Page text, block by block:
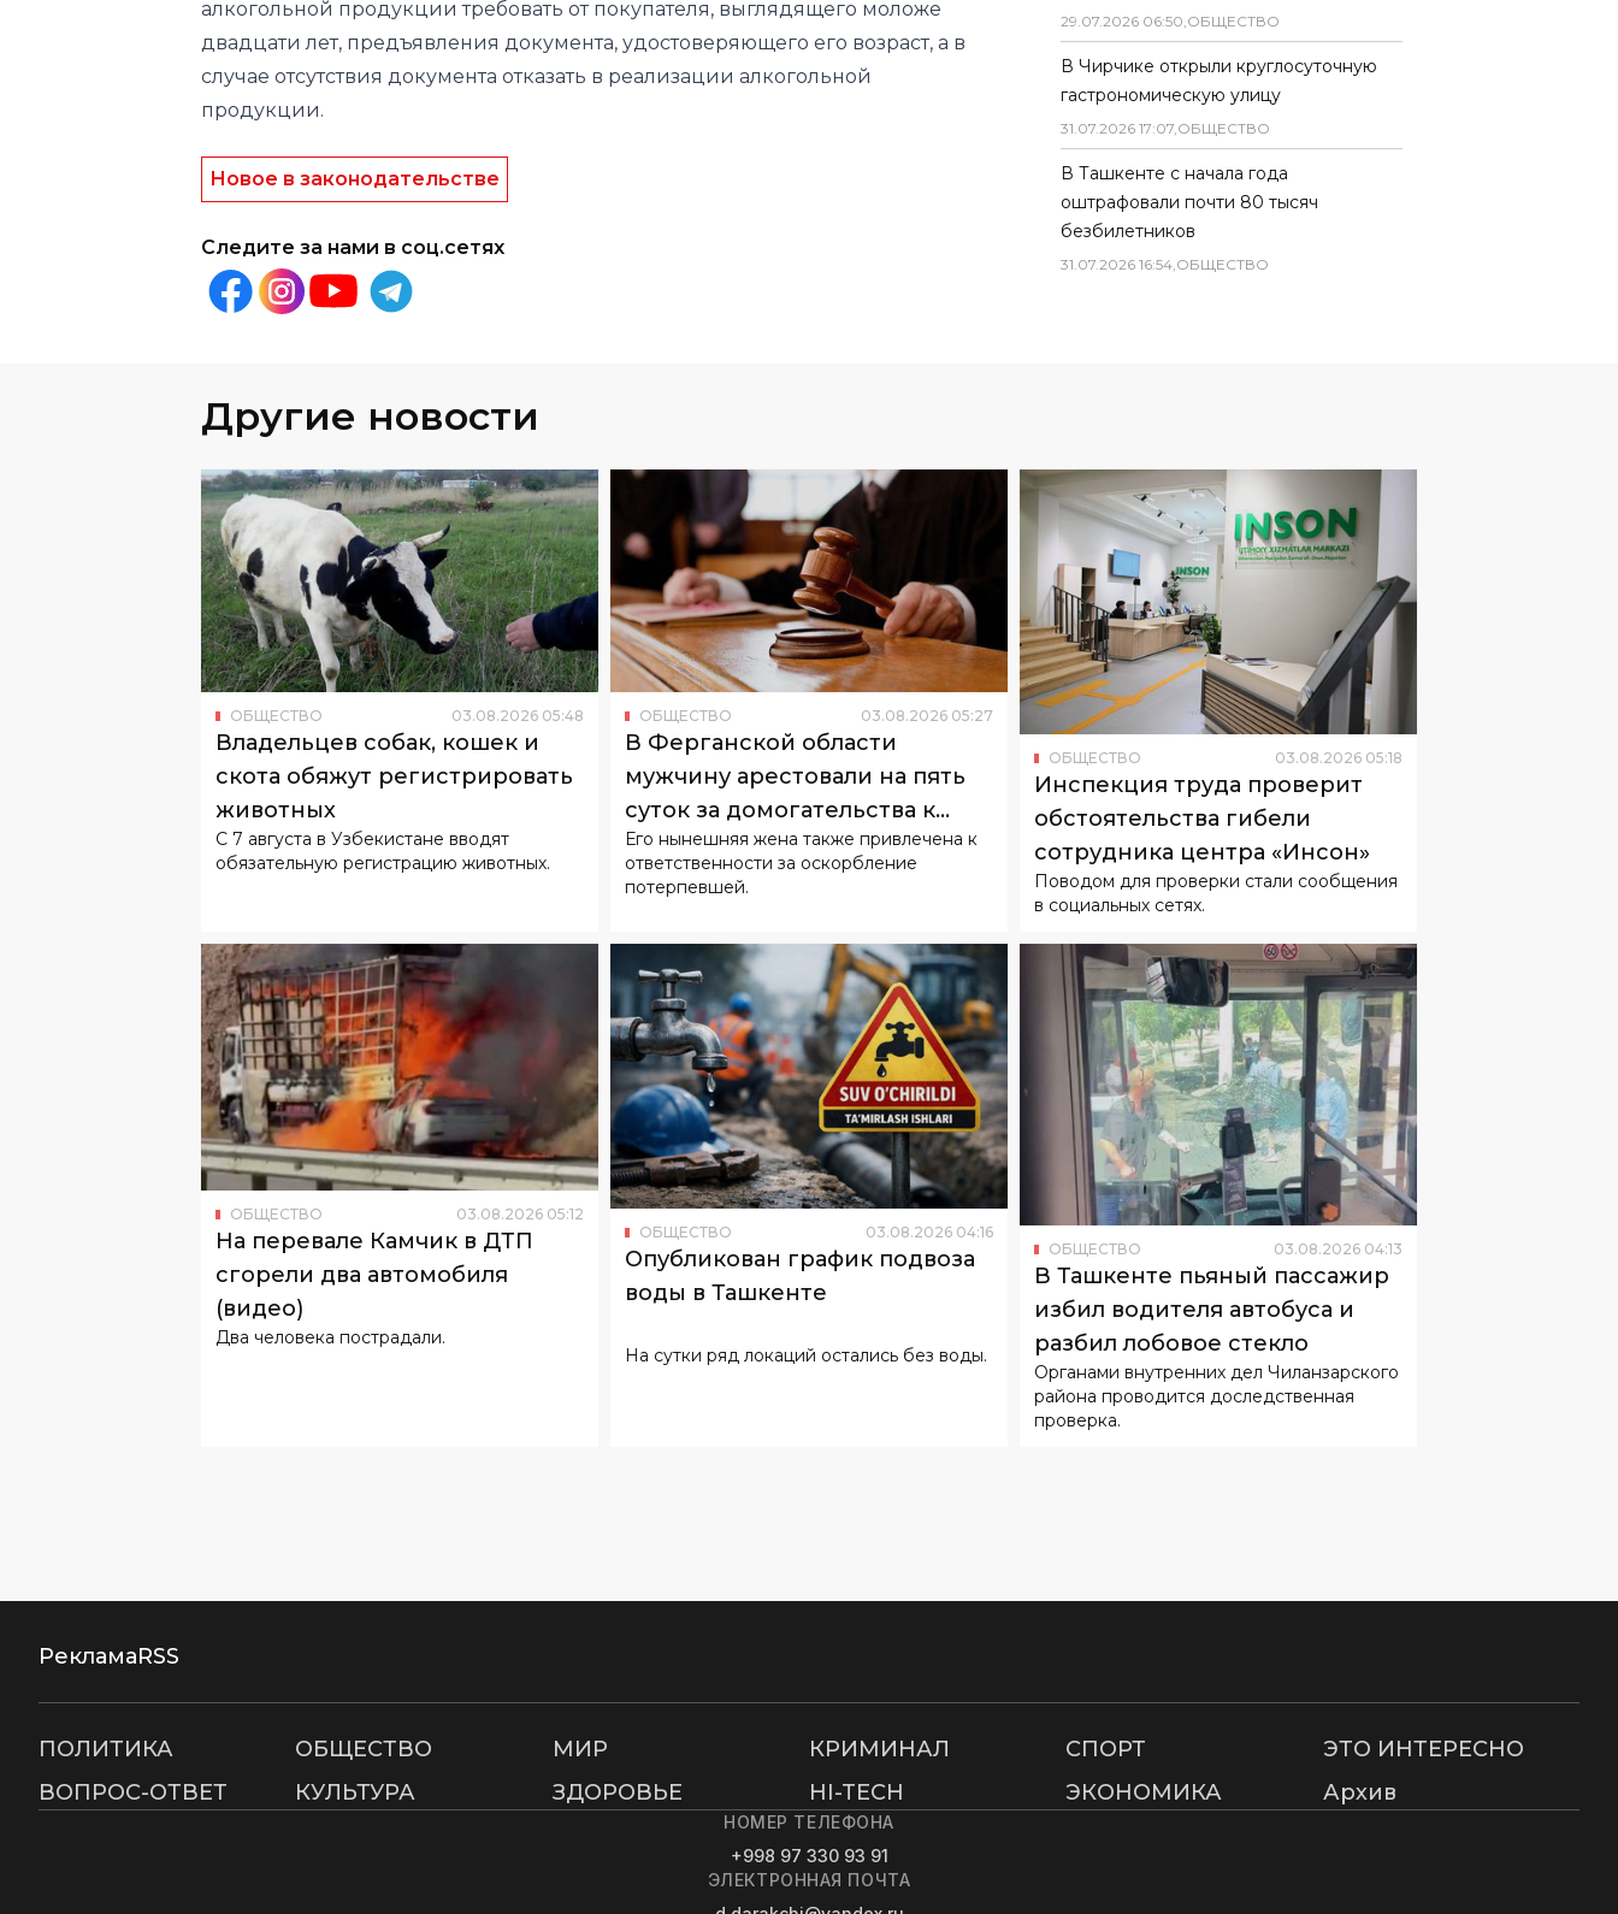
продукции.
Новое в законодательстве
29.07.2026 06:50,ОБЩЕСТВО
В Чирчике открыли круглосуточную
гастрономическую улицу
31.07.2026 17:07,ОБЩЕСТВО
В Ташкенте с начала года
оштрафовали почти 80 тысяч
безбилетников
31.07.2026 16:54,ОБЩЕСТВО
ОБЩЕСТВО 03.08.2026 05:48
Владельцев собак, кошек и
скота обяжут регистрировать
животных
С 7 августа в Узбекистане вводят
обязательную регистрацию животных.
ОБЩЕСТВО 03. 08.2026 05:
В Ферганской области
мужчину арестовали на пять
суток за домогательства к
бывшей супруге
Его нынешняя жена также привлечена к
ответственности за оскорбление
потерпевшей.
ОБЩЕСТВО 03 .08 2026 05
Инспекция труда проверит
обстоятельства гибели
сотрудника центра «Инсон»
Поводом для проверки стали сообщения
в социальных сетях.
ОБЩЕСТВО 03.08.2026 05:12
На перевале Камчик в ДТП
сгорели два автомобиля
(видео)
Два человека пострадали.
ОБЩЕСТВО 03.08 .2026 04 16
Опубликован график подвоза
воды в Ташкенте
На сутки ряд локаций остались без воды.
ОБЩЕСТВО 03.08 2026 04:13
В Ташкенте пьяный пассажир
избил водителя автобуса и
разбил лобовое стекло
Органами внутренних дел Чиланзарского
района проводится доследственная
проверка.
РекламаRSS
ПОЛИТИКА ОБЩЕСТВО МИР КРИМИНАЛ СПОРТ
ЭТО ИНТЕРЕСНО
ВОПРОС-ОТВЕТ
КУЛЬТУРА ЗДОРОВЬЕ HI-TECH ЭКОНОМИКА Архив
НОМЕР ТЕЛЕФОНА
+998 97 330 93 91
ЭЛЕКТРОННАЯ ПОЧТА